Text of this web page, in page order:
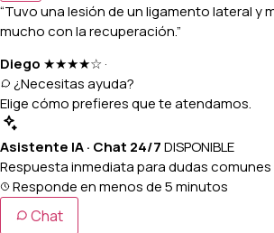
“Tuvo una lesión de un ligamento lateral y
mucho con la recuperación.”
Diego ★★★★☆ ·
¿Necesitas ayuda?
Elige cómo prefieres que te atendamos.
Asistente IA · Chat 24/7DISPONIBLE
Respuesta inmediata para dudas comunes
Responde en menos de 5 minutos
Chat